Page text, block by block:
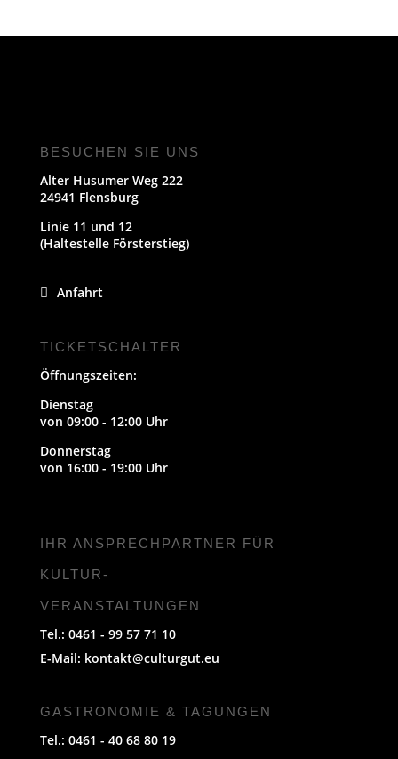
BESUCHEN SIE UNS
Alter Husumer Weg 222
24941 Flensburg
Linie 11 und 12
(Haltestelle Försterstieg)
Anfahrt
TICKETSCHALTER
Öffnungszeiten:
Dienstag
von 09:00 - 12:00 Uhr
Donnerstag
von 16:00 - 19:00 Uhr
IHR ANSPRECHPARTNER FÜR
KULTUR-
VERANSTALTUNGEN
Tel.: 0461 - 99 57 71 10
E-Mail: kontakt@culturgut.eu
GASTRONOMIE & TAGUNGEN
Tel.: 0461 - 40 68 80 19